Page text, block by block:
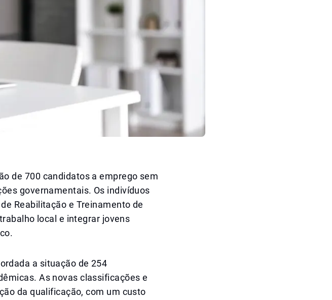
de 700 candidatos a emprego sem
governamentais. Os indivíduos
Reabilitação e Treinamento de
local e integrar jovens
a situação de 254
As novas classificações e
da qualificação, com um custo